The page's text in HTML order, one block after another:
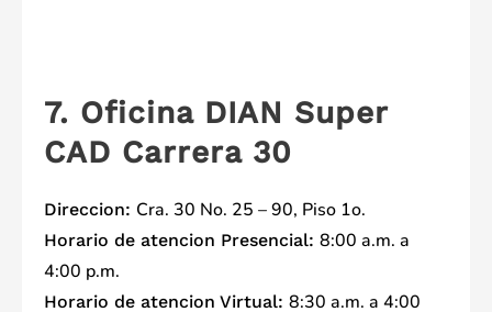
7. Oficina DIAN Super
CAD Carrera 30
Direccion: Cra. 30 No. 25 – 90, Piso 1o.
Horario de atencion Presencial: 8:00 a.m. a
4:00 p.m.
Horario de atencion Virtual: 8:30 a.m. a 4:00